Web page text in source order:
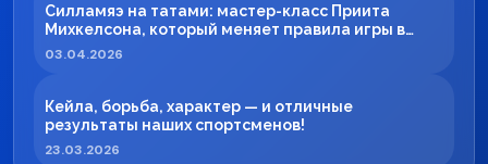
Силламяэ на татами: мастер-класс Приита
Михкелсона, который меняет правила игры в
регионе
03.04.2026
Кейла, борьба, характер — и отличные
результаты наших спортсменов!
23.03.2026